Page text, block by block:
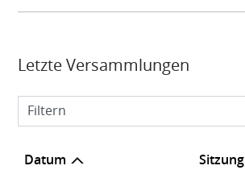
Letzte Versammlungen
Filtern
Datum Sitzung